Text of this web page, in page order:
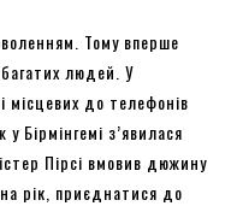
Тому вперше
людей. У
місцевих до телефонів
Бірмінгемі з’явилася
Пірсі вмовив дюжину
рік, приєднатися до